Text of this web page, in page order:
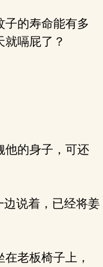
的寿命能有多
嗝屁了？
的身子，可还
说着，已经将姜
老板椅子上，